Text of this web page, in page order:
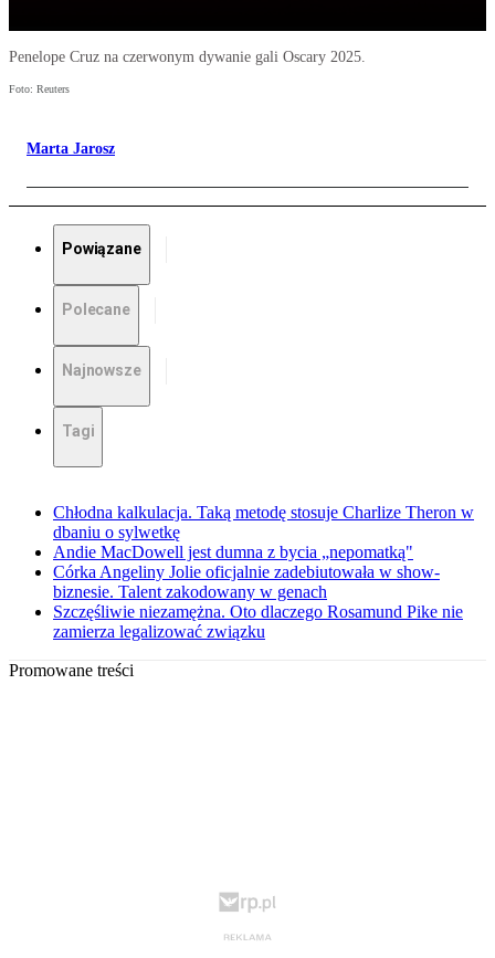
Penelope Cruz na czerwonym dywanie gali Oscary 2025.
Foto: Reuters
Marta Jarosz
Powiązane
Polecane
Najnowsze
Tagi
Chłodna kalkulacja. Taką metodę stosuje Charlize Theron w
dbaniu o sylwetkę
Andie MacDowell jest dumna z bycia „nepomatką"
Córka Angeliny Jolie oficjalnie zadebiutowała w show-
biznesie. Talent zakodowany w genach
Szczęśliwie niezamężna. Oto dlaczego Rosamund Pike nie
zamierza legalizować związku
Promowane treści